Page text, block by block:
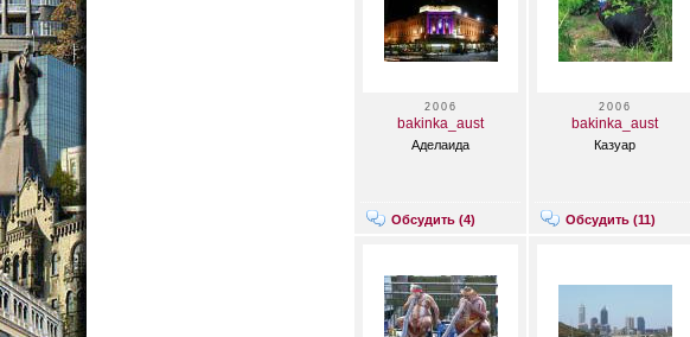
2006
bakinka_aust
Аделаида
Обсудить (4)
2006
bakinka_aust
Казуар
Обсудить (11)